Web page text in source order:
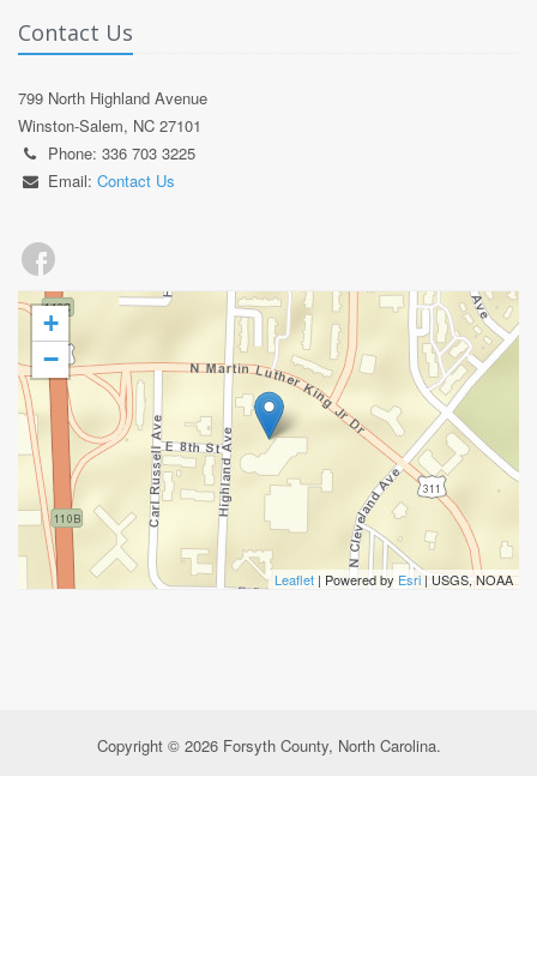
Contact Us
799 North Highland Avenue
Winston-Salem, NC 27101
Phone: 336 703 3225
Email: Contact Us
+
−
Leaflet | Powered by Esri | USGS, NOAA
Copyright © 2026 Forsyth County, North Carolina.